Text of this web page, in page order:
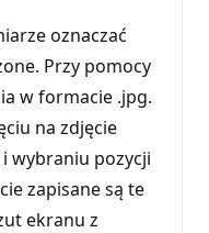
oznaczać
Przy pomocy
w formacie .jpg.
na zdjęcie
wybraniu pozycji
zapisane są te
ekranu z